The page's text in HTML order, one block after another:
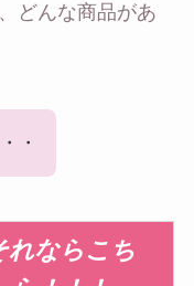
どんな商品があ
・
れならこち